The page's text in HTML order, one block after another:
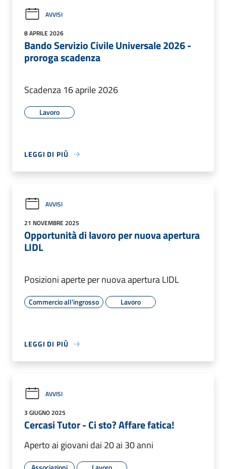
AVVISI
8 APRILE 2026
Bando Servizio Civile Universale 2026 -
proroga scadenza
Scadenza 16 aprile 2026
Lavoro
LEGGI DI PIÙ
AVVISI
21 NOVEMBRE 2025
Opportunità di lavoro per nuova apertura
LIDL
Posizioni aperte per nuova apertura LIDL
Commercio all'ingrosso Lavoro
LEGGI DI PIÙ
AVVISI
3 GIUGNO 2025
Cercasi Tutor - Ci sto? Affare fatica!
Aperto ai giovani dai 20 ai 30 anni